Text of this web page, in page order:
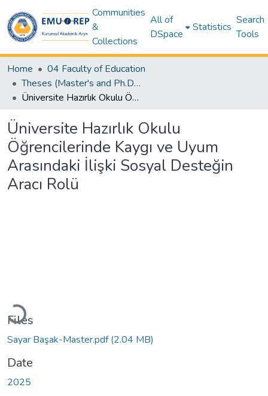
Communities
&
Collections
All of
DSpace
Statistics
Search
Tools
Home
04 Faculty of Education
Theses (Master's and Ph.D) – Education
Üniversite Hazırlık Okulu Öğrencilerinde Kaygı ve Uyum Arasındaki İlişki Sosyal Desteğin Aracı Rolü
Üniversite Hazırlık Okulu
Öğrencilerinde Kaygı ve Uyum
Arasındaki İlişki Sosyal Desteğin
Aracı Rolü
Loading...
Files
Sayar Başak-Master.pdf(2.04 MB)
Date
2025